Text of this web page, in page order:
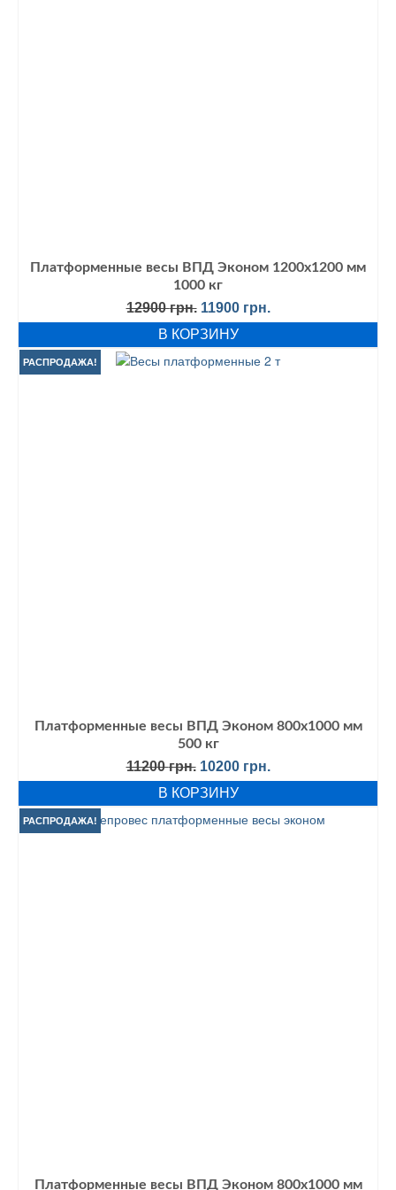
Платформенные весы ВПД Эконом 1200х1200 мм
1000 кг
12900грн. Первоначальная
цена
составляла
12900 грн..
11900 грн.Текущая
цена:
В КОРЗИНУ
РАСПРОДАЖА!
Платформенные весы ВПД Эконом 800х1000 мм
500 кг
11200грн. Первоначальная
цена
составляла
11200 грн..
10200 грн.Текущая
цена:
В КОРЗИНУ
РАСПРОДАЖА!
Платформенные весы ВПД Эконом 800х1000 мм